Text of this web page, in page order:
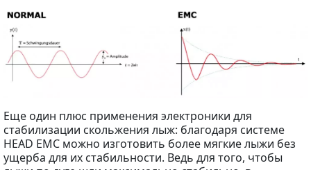
Еще один плюс применения электроники для
стабилизации скольжения лыж: благодаря системе
HEAD EMC можно изготовить более мягкие лыжи без
ущерба для их стабильности. Ведь для того, чтобы